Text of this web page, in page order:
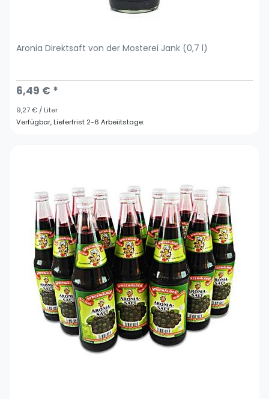
Aronia Direktsaft von der Mosterei Jank (0,7 l)
6,49 € *
9,27 € / Liter
Verfügbar, Lieferfrist 2-6 Arbeiitstage.